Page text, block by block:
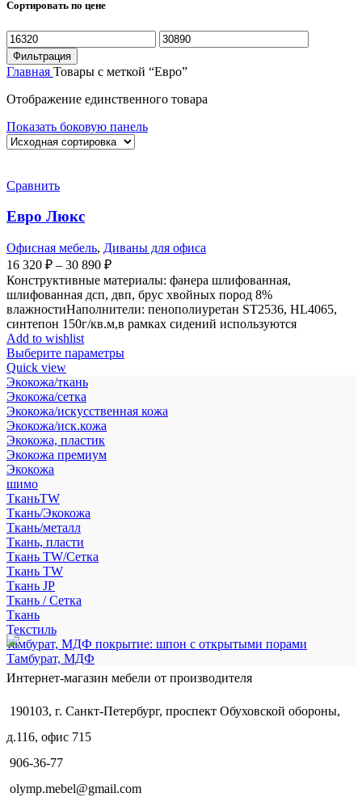
Сортировать по цене
Минимальная
цена
Максимальная
цена
Фильтрация
Главная Товары с меткой “Евро”
Отображение единственного товара
Показать боковую панель
Сравнить
Евро Люкс
Офисная мебель, Диваны для офиса
16 320 ₽ – 30 890 ₽
Конструктивные материалы: фанера шлифованная,
шлифованная дсп, двп, брус хвойных пород 8%
влажностиНаполнители: пенополиуретан ST2536, HL4065,
синтепон 150г/кв.м,в рамках сидений используются
Add to wishlist
Выберите параметры
Quick view
Экокожа/ткань
Экокожа/сетка
Экокожа/искусственная кожа
Экокожа/иск.кожа
Экокожа, пластик
Экокожа премиум
Экокожа
шимо
ТканьTW
Ткань/Экокожа
Ткань/металл
Ткань, пласти
Ткань TW/Сетка
Ткань TW
Ткань JP
Ткань / Сетка
Ткань
Текстиль
тамбурат, МДФ покрытие: шпон с открытыми порами
Тамбурат, МДФ
Интернет-магазин мебели от производителя
190103, г. Санкт-Петербург, проспект Обуховской обороны,
д.116, офис 715
906-36-77
olymp.mebel@gmail.com